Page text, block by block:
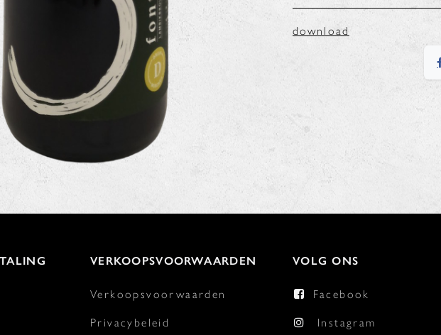
download
VERKOOPSVOORWAARDEN
Verkoopsvoorwaarden
Privacybeleid
VOLG ONS
Facebook
Instagram